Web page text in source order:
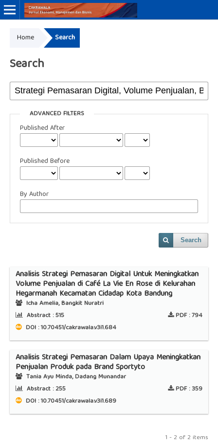
Home Search
Search
ADVANCED FILTERS
Published After
Published Before
By Author
Search
Analisis Strategi Pemasaran Digital Untuk Meningkatkan
Volume Penjualan di Café La Vie En Rose di Kelurahan
Hegarmanah Kecamatan Cidadap Kota Bandung
Icha Amelia, Bangkit Nuratri
Abstract :515 PDF :794
DOI : 10.70451/cakrawala.v3i1.684
Analisis Strategi Pemasaran Dalam Upaya Meningkatkan
Penjualan Produk pada Brand Sportyto
Tania Ayu Minda, Dadang Munandar
Abstract :255 PDF :359
DOI : 10.70451/cakrawala.v3i1.689
1 - 2 of 2 items